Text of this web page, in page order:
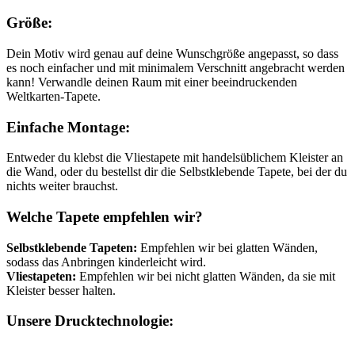
Größe:
Dein Motiv wird genau auf deine Wunschgröße angepasst, so dass
es noch einfacher und mit minimalem Verschnitt angebracht werden
kann! Verwandle deinen Raum mit einer beeindruckenden
Weltkarten-Tapete.
Einfache Montage:
Entweder du klebst die Vliestapete mit handelsüblichem Kleister an
die Wand, oder du bestellst dir die Selbstklebende Tapete, bei der du
nichts weiter brauchst.
Welche Tapete empfehlen wir?
Selbstklebende Tapeten: Empfehlen wir bei glatten Wänden,
sodass das Anbringen kinderleicht wird.
Vliestapeten: Empfehlen wir bei nicht glatten Wänden, da sie mit
Kleister besser halten.
Unsere Drucktechnologie: